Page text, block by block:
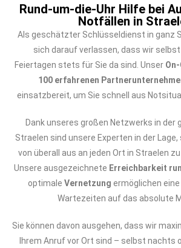
Rund-um-die-Uhr Hilfe bei
Notfällen in
Als geschätzter Schlüsseldienst in ganz
sich darauf verlassen, dass wir
Feiertagen stets für Sie da sind. Unser
100 erfahrenen
einsatzbereit, um Sie schnell aus
Dank unseres großen Netzwerks in der
Straelen sind unsere Experten in der
von überall aus an jeden Ort in Straelen
Unsere ausgezeichnete Erreichbarkeit
optimale Vernetzung ermöglichen
Wartezeiten auf das absolute
Sie können davon ausgehen, dass wir
Ihrem Anruf vor Ort sind – selbst nachts